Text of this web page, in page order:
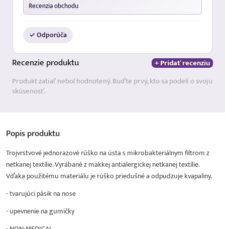
Recenzia obchodu
✓ Odporúča
Recenzie produktu
+ Pridať recenziu
Produkt zatiaľ nebol hodnotený. Buďte prvý, kto sa podelí o svoju
skúsenosť.
Popisproduktu
Trojvrstvové jednorazové rúško na ústa s mikrobakteriálnym filtrom z
netkanej textílie. Vyrábané z mäkkej antialergickej netkanej textílie.
Vďaka použitému materiálu je rúško priedušné a odpudzuje kvapaliny.
- tvarujúci pásik na nose
- upevnenie na gumičky